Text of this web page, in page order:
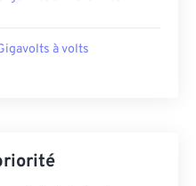
à volts